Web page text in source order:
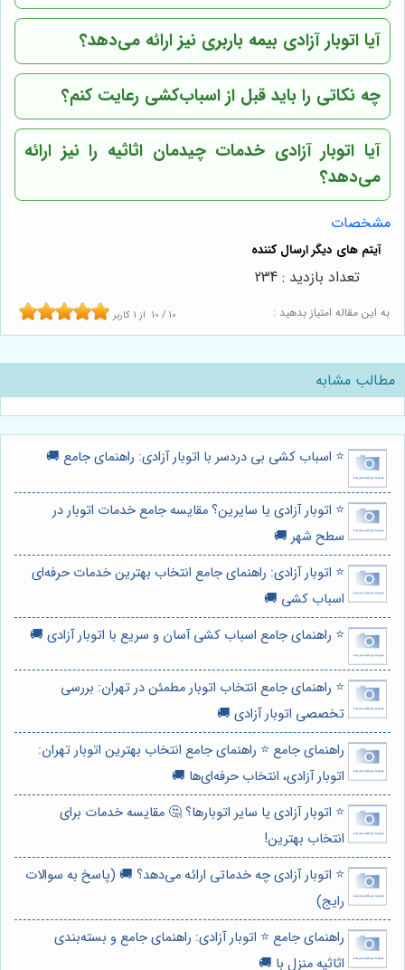
آیا اتوبار آزادی بیمه باربری نیز ارائه می‌دهد؟
چه نکاتی را باید قبل از اسباب‌کشی رعایت کنم؟
آیا اتوبار آزادی خدمات چیدمان اثاثیه را نیز ارائه
می‌دهد؟
مشخصات
به این مقاله امتیاز بدهید : 10 / 10 از 1 کاربر
تعداد بازدید : 234
مطالب مشابه
⭐️ اسباب کشی بی دردسر با اتوبار آزادی: راهنمای جامع 🚚
⭐️ اتوبار آزادی یا سایرین؟ مقایسه جامع خدمات اتوبار در
سطح شهر 🚚
⭐️ اتوبار آزادی: راهنمای جامع انتخاب بهترین خدمات حرفه‌ای
اسباب کشی 🚚
⭐️ راهنمای جامع اسباب کشی آسان و سریع با اتوبار آزادی 🚚
⭐️ راهنمای جامع انتخاب اتوبار مطمئن در تهران: بررسی
تخصصی اتوبار آزادی 🚚
راهنمای جامع ⭐️ راهنمای جامع انتخاب بهترین اتوبار تهران:
اتوبار آزادی، انتخاب حرفه‌ای‌ها 🚚
⭐️ اتوبار آزادی یا سایر اتوبارها؟ 🤔 مقایسه خدمات برای
انتخاب بهترین!
⭐️ اتوبار آزادی چه خدماتی ارائه می‌دهد؟ 🚚 (پاسخ به سوالات
رایج)
راهنمای جامع ⭐️ اتوبار آزادی: راهنمای جامع و بسته‌بندی
اثاثیه منزل با 🚚